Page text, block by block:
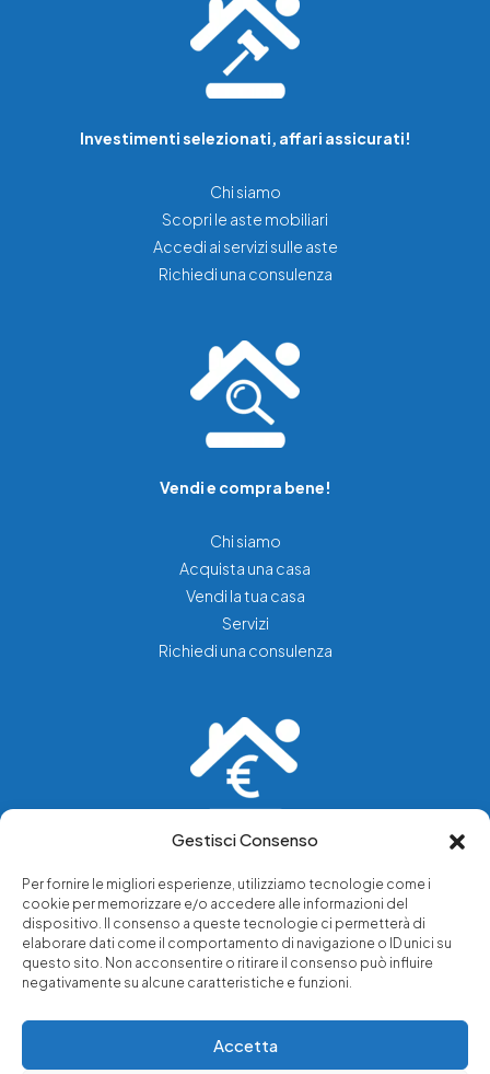
Gestisci Consenso
Per fornire le migliori esperienze, utilizziamo tecnologie come i
cookie per memorizzare e/o accedere alle informazioni del
dispositivo. Il consenso a queste tecnologie ci permetterà di
elaborare dati come il comportamento di navigazione o ID unici su
questo sito. Non acconsentire o ritirare il consenso può influire
negativamente su alcune caratteristiche e funzioni.
Accetta
Investimenti selezionati, affari assicurati!
Chi siamo
Scopri le aste mobiliari
Accedi ai servizi sulle aste
Richiedi una consulenza
Vendi e compra bene!
Chi siamo
Acquista una casa
Vendi la tua casa
Servizi
Richiedi una consulenza
Chi siamo
Servizi di tutela legale
Notizie e approfondimenti